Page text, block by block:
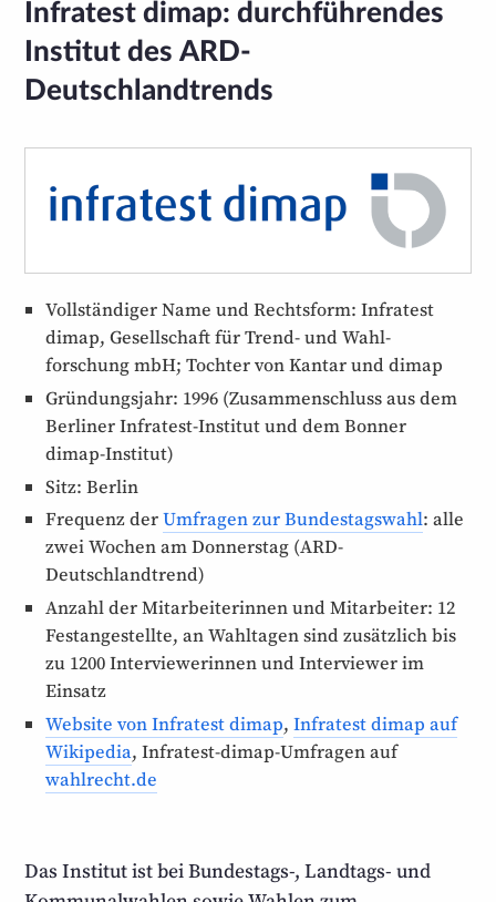
Infratest dimap: durchführendes
Institut des ARD-
Deutschlandtrends
Vollständiger Name und Rechtsform: Infratest
dimap, Gesellschaft für Trend- und Wahl­
forschung mbH; Tochter von Kantar und dimap
Gründungsjahr: 1996 (Zusammen­schluss aus dem
Berliner Infratest-Institut und dem Bonner
dimap-Institut)
Sitz: Berlin
Frequenz derUmfragen zur Bundestags­wahl: alle
zwei Wochen am Donnerstag (ARD-
Deutschlandtrend)
Anzahl der Mitarbeiter­innen und Mitarbeiter: 12
Fest­angestellte, an Wahltagen sind zusätzlich bis
zu 1200 Interviewer­innen und Interviewer im
Einsatz
Website von Infratest dimap,Infratest dimap auf
Wikipedia, Infratest-dimap-Umfragen auf
wahlrecht.de
Das Institut ist bei Bundestags-, Landtags- und